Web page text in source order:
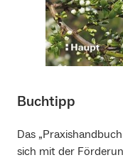
Buchtipp
Das
sich mit der